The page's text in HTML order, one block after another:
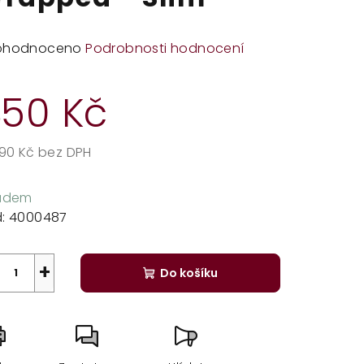
Podrobnosti hodnocení
Kč
Kč bez DPH
4000487
+ Do košíku